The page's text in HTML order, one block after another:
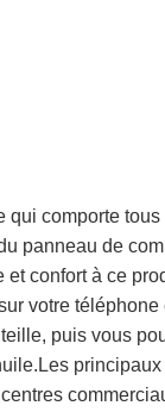
qui comporte
panneau de
confort à ce
votre téléphone
puis vous